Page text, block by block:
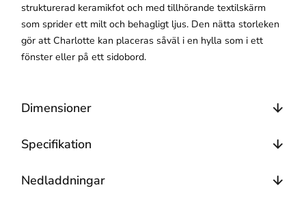
strukturerad keramikfot och med tillhörande textilskärm
som sprider ett milt och behagligt ljus. Den nätta storleken
gör att Charlotte kan placeras såväl i en hylla som i ett
fönster eller på ett sidobord.
Dimensioner
Specifikation
Nedladdningar